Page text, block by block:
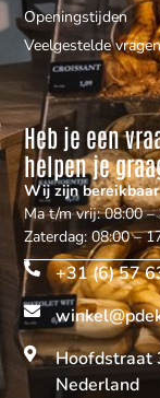
Openingstijden
Veelgestelde
Heb je een
helpen je
Wij zijn
Ma t/m vrij: 08:00 –
Zaterdag: 08:00 –
+31 (6) 57
Hoofdstraat
Nederland